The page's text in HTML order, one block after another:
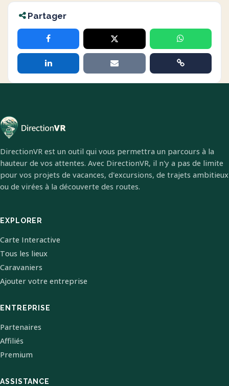
Partager
DirectionVR est un outil qui vous permettra un parcours à la
hauteur de vos attentes. Avec DirectionVR, il n'y a pas de limite
pour vos projets de vacances, d'excursions, de trajets ambitieux
ou de virées à la découverte des routes.
EXPLORER
Carte Interactive
Tous les lieux
Caravaniers
Ajouter votre entreprise
ENTREPRISE
Partenaires
Affiliés
Premium
ASSISTANCE